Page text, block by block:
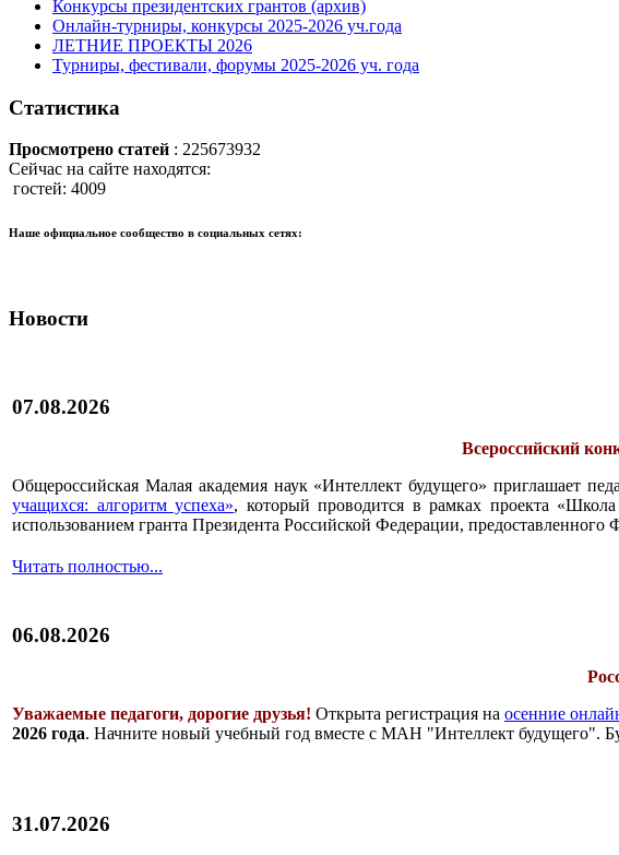
Конкурсы президентских грантов (архив)
Онлайн-турниры, конкурсы 2025-2026 уч.года
ЛЕТНИЕ ПРОЕКТЫ 2026
Турниры, фестивали, форумы 2025-2026 уч. года
Статистика
Просмотрено статей : 225673932
Сейчас на сайте находятся:
гостей: 4009
Наше официальное сообщество в социальных сетях:
Новости
07.08.2026
Всероссийский
Общероссийская Малая академия наук «Интеллект будущего» приглашает
учащихся: алгоритм успеха», который проводится в рамках проекта «Школа
использованием гранта Президента Российской Федерации, предоставленного
Читать полностью...
06.08.2026
Уважаемые педагоги, дорогие друзья! Открыта регистрация на осенние
2026 года. Начните новый учебный год вместе с МАН "Интеллект будущего".
31.07.2026